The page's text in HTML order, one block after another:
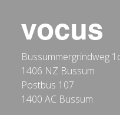
Bussummergrindweg
1406 NZ Bussum
Postbus 107
1400 AC Bussum